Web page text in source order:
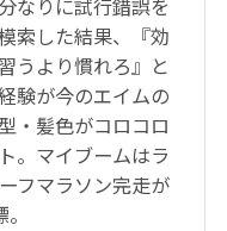
なりに試行錯誤を
索した結果、『効
うより慣れろ』と
験が今のエイムの
・髪色がコロコロ
。マイブームはラ
フマラソン完走が